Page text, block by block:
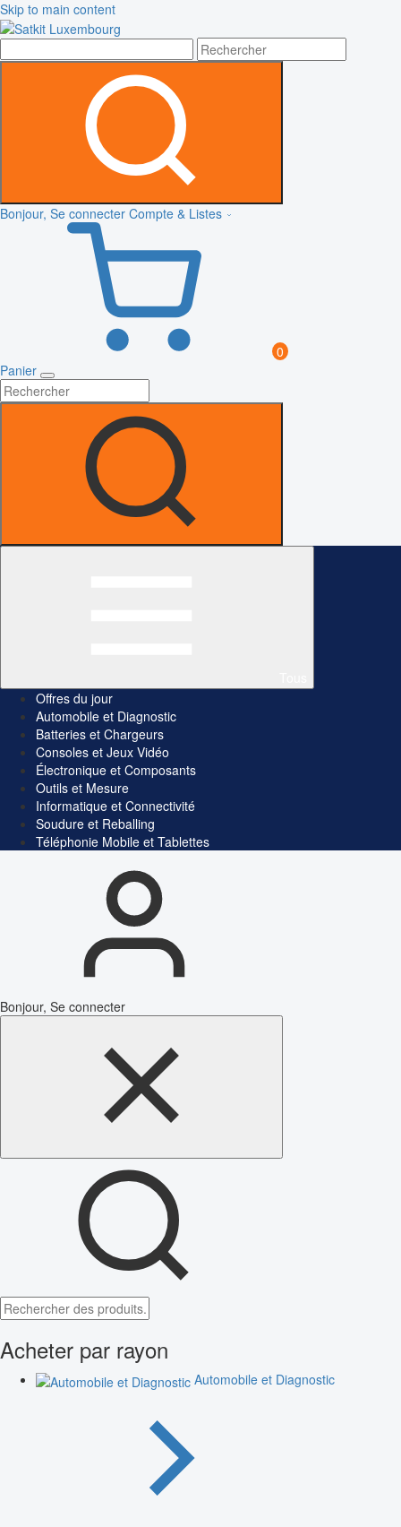
Skip to main content
Bonjour, Se connecter Compte & Listes
0
Panier
Offres du jour
Automobile et Diagnostic
Batteries et Chargeurs
Consoles et Jeux Vidéo
Électronique et Composants
Outils et Mesure
Informatique et Connectivité
Soudure et Reballing
Téléphonie Mobile et Tablettes
Bonjour, Se connecter
Acheter par rayon
Automobile et Diagnostic